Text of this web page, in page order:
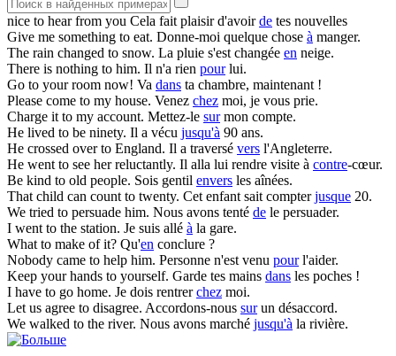
nice to hear from you Cela fait plaisir d'avoirde tes nouvelles
Give me something to eat. Donne-moi quelque chose à manger.
The rain changed to snow. La pluie s'est changée en neige.
There is nothing to him. Il n'a rien pourlui.
Go to your room now! Va dans ta chambre, maintenant !
Please come to my house. Venez chez moi, je vous prie.
Charge itto my account. Mettez-le surmon compte.
He lived to be ninety. Il a vécu jusqu'à 90 ans.
He crossed overto England. Il a traversé vers l'Angleterre.
He wentto see her reluctantly. Il alla lui rendre visite à contre-cœur.
Be kind to old people. Sois gentil envers les aînées.
That child can countto twenty. Cet enfant sait compterjusque 20.
We tried to persuade him. Nous avons tenté de le persuader.
I wentto the station. Je suis allé à la gare.
Whatto make of it? Qu'en conclure ?
Nobody came to help him. Personne n'est venu pourl'aider.
Keep your hands to yourself. Garde tes mains dans les poches !
I have to go home. Je dois rentrerchez moi.
Let us agree to disagree. Accordons-nous surun désaccord.
We walked to the river. Nous avons marché jusqu'à la rivière.